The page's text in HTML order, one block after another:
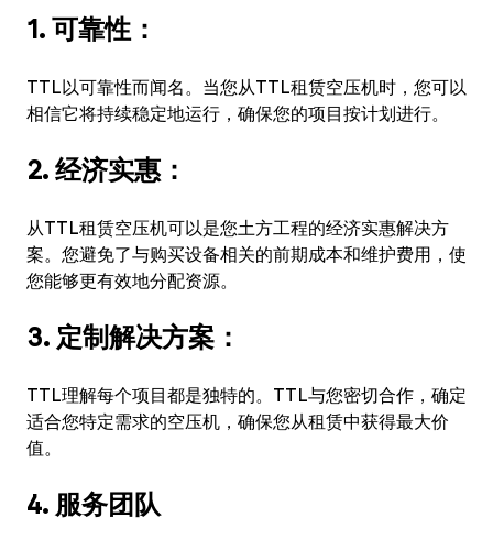
1. 可靠性：
TTL以可靠性而闻名。当您从TTL租赁空压机时，您可以
相信它将持续稳定地运行，确保您的项目按计划进行。
2. 经济实惠：
从TTL租赁空压机可以是您土方工程的经济实惠解决方
案。您避免了与购买设备相关的前期成本和维护费用，使
您能够更有效地分配资源。
3. 定制解决方案：
TTL理解每个项目都是独特的。TTL与您密切合作，确定
适合您特定需求的空压机，确保您从租赁中获得最大价
值。
4. 服务团队